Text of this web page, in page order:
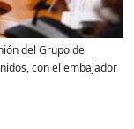
del Grupo de
con el embajador